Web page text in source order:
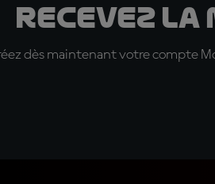
Recevez
dès maintenant votre compte